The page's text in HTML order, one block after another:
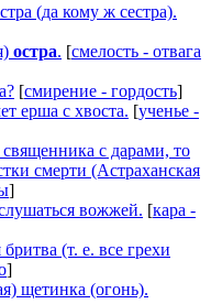
(да кому ж сестра).
остра. [смелость - отвага
[смирение - гордость]
ерша с хвоста. [ученье -
с дарами, то
смерти (Астраханская
]
вожжей. [кара -
(т. е. все грехи
]
щетинка (огонь).